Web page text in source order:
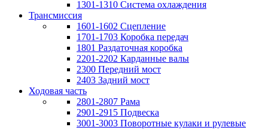
1301-1310 Система охлаждения
Трансмиссия
1601-1602 Сцепление
1701-1703 Коробка передач
1801 Раздаточная коробка
2201-2202 Карданные валы
2300 Передний мост
2403 Задний мост
Ходовая часть
2801-2807 Рама
2901-2915 Подвеска
3001-3003 Поворотные кулаки и рулевые